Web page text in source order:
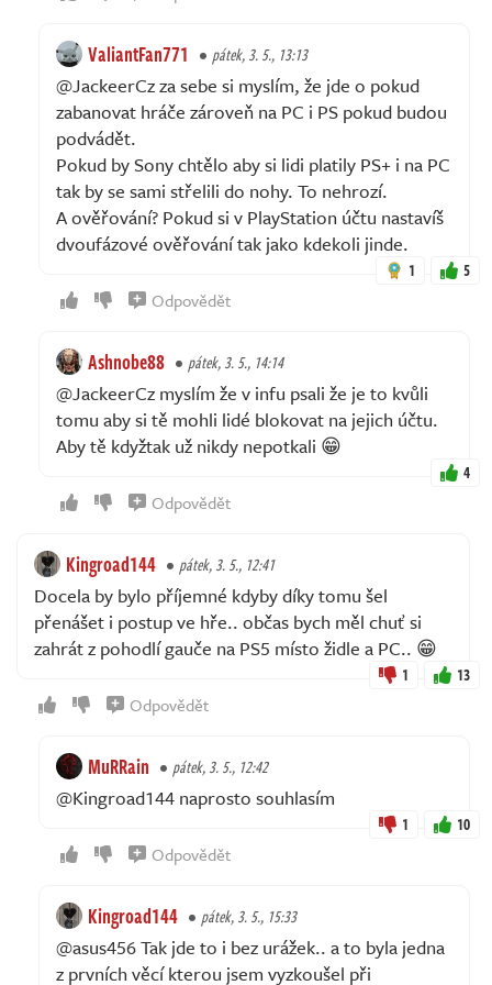
ValiantFan771 pátek, 3. 5., 13:13
@JackeerCz za sebe si myslím, že jde o pokud
zabanovat hráče zároveň na PC i PS pokud budou
podvádět.
Pokud by Sony chtělo aby si lidi platily PS+ i na PC
tak by se sami střelili do nohy. To nehrozí.
A ověřování? Pokud si v PlayStation účtu nastavíš
dvoufázové ověřování tak jako kdekoli jinde.
1 5
Odpovědět
Ashnobe88 pátek, 3. 5., 14:14
@JackeerCz myslím že v infu psali že je to kvůli
tomu aby si tě mohli lidé blokovat na jejich účtu.
Aby tě kdyžtak už nikdy nepotkali 😁
4
Odpovědět
Kingroad144 pátek, 3. 5., 12:41
Docela by bylo příjemné kdyby díky tomu šel
přenášet i postup ve hře.. občas bych měl chuť si
zahrát z pohodlí gauče na PS5 místo židle a PC.. 😁
1 13
Odpovědět
MuRRain pátek, 3. 5., 12:42
@Kingroad144 naprosto souhlasím
1 10
Odpovědět
Kingroad144 pátek, 3. 5., 15:33
@asus456 Tak jde to i bez urážek.. a to byla jedna
z prvních věcí kterou jsem vyzkoušel při